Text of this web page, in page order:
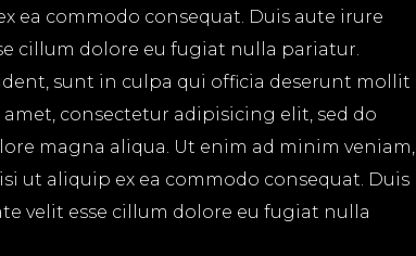
ea commodo consequat. Duis aute irure
cillum dolore eu fugiat nulla pariatur.
sunt in culpa qui officia deserunt mollit
consectetur adipisicing elit, sed do
magna aliqua. Ut enim ad minim veniam,
ut aliquip ex ea commodo consequat. Duis
velit esse cillum dolore eu fugiat nulla